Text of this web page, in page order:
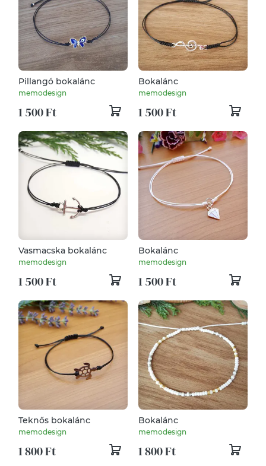
Pillangó bokalánc
memodesign
1 500 Ft
Bokalánc
memodesign
1 500 Ft
Vasmacska bokalánc
memodesign
1 500 Ft
Bokalánc
memodesign
1 500 Ft
Teknős bokalánc
memodesign
1 800 Ft
Bokalánc
memodesign
1 800 Ft